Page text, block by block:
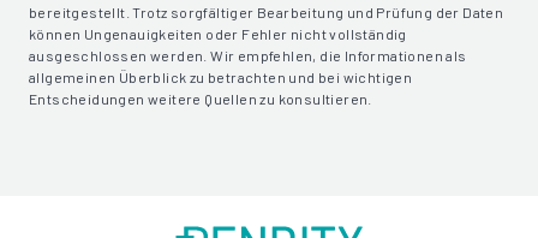
bereitgestellt. Trotz sorgfältiger Bearbeitung und Prüfung der Daten
können Ungenauigkeiten oder Fehler nicht vollständig
ausgeschlossen werden. Wir empfehlen, die Informationen als
allgemeinen Überblick zu betrachten und bei wichtigen
Entscheidungen weitere Quellen zu konsultieren.